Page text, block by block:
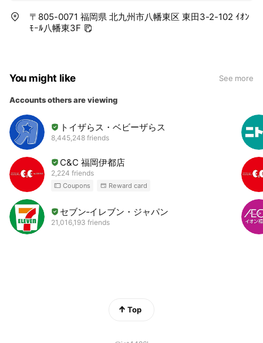
〒805-0071 福岡県 北九州市八幡東区 東田3-2-102 ｲｵﾝ
ﾓｰﾙ八幡東3F
You might like See more
Accounts others are viewing
トイザらス・ベビーザらス
8,445,248 friends
C&C 福岡伊都店
2,224 friends
Coupons Reward card
セブン‐イレブン・ジャパン
21,016,193 friends
Top